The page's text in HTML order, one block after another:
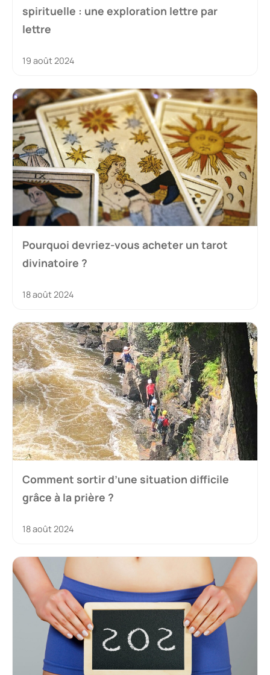
spirituelle : une exploration lettre par
lettre
19 août 2024
Pourquoi devriez-vous acheter un tarot
divinatoire ?
18 août 2024
Comment sortir d’une situation difficile
grâce à la prière ?
18 août 2024